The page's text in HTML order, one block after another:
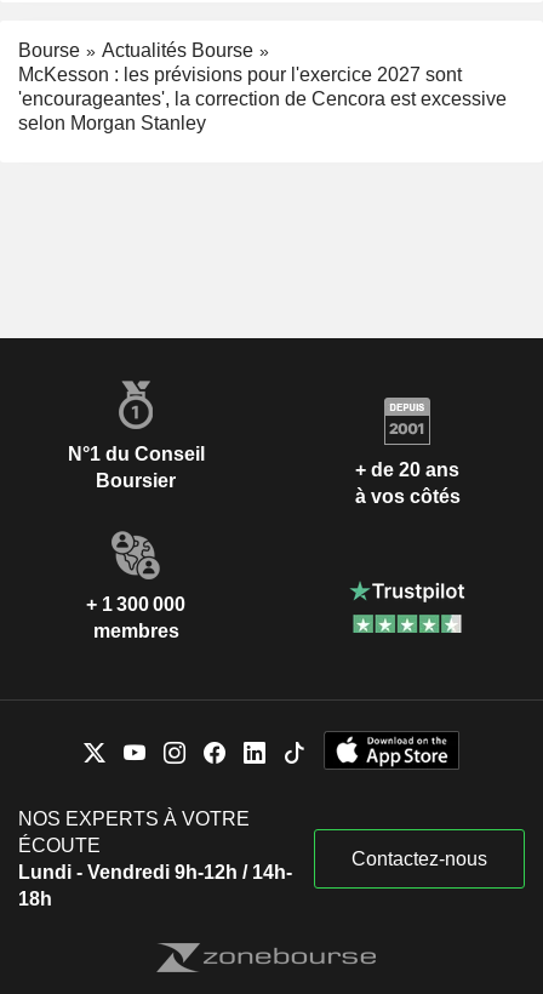
Bourse
Actualités Bourse
McKesson : les prévisions pour l'exercice 2027 sont
'encourageantes', la correction de Cencora est excessive
selon Morgan Stanley
N°1 du Conseil
Boursier
+ de 20 ans
à vos côtés
+ 1 300 000
membres
NOS EXPERTS À VOTRE
ÉCOUTE
Lundi - Vendredi 9h-12h / 14h-
18h
Contactez-nous